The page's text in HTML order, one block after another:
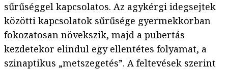
sűrűséggel kapcsolatos. Az agykérgi idegsejtek
közötti kapcsolatok sűrűsége gyermekkorban
fokozatosan növekszik, majd a pubertás
kezdetekor elindul egy ellentétes folyamat, a
szinaptikus „metszegetés”. A feltevések szerint